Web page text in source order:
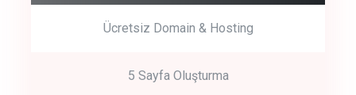
Ücretsiz Domain & Hosting
5 Sayfa Oluşturma